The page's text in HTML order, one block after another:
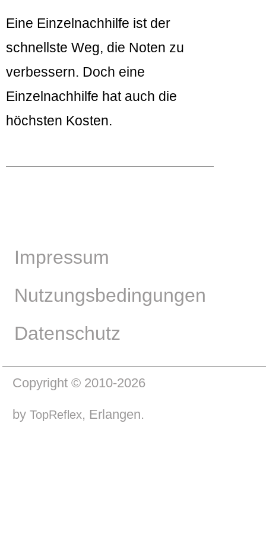
Eine Einzelnachhilfe ist der
schnellste Weg, die Noten zu
verbessern. Doch eine
Einzelnachhilfe hat auch die
höchsten Kosten.
Impressum
Nutzungsbedingungen
Datenschutz
Copyright © 2010-2026
by TopReflex, Erlangen.